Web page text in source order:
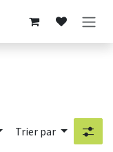
Trier par